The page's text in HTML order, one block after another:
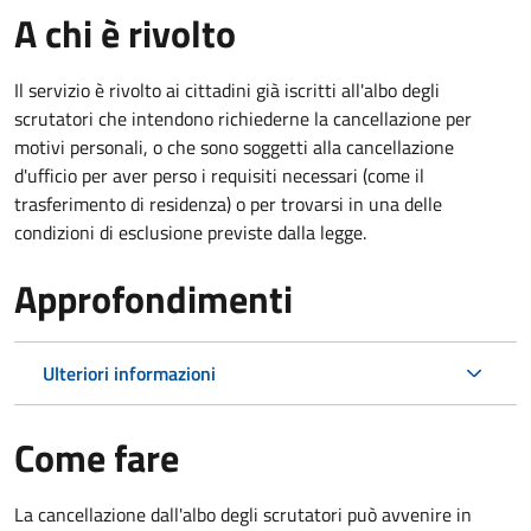
A chi è rivolto
Il servizio è rivolto ai cittadini già iscritti all'albo degli
scrutatori che intendono richiederne la cancellazione per
motivi personali, o che sono soggetti alla cancellazione
d'ufficio per aver perso i requisiti necessari (come il
trasferimento di residenza) o per trovarsi in una delle
condizioni di esclusione previste dalla legge.
Approfondimenti
Ulteriori informazioni
Come fare
La cancellazione dall'albo degli scrutatori può avvenire in